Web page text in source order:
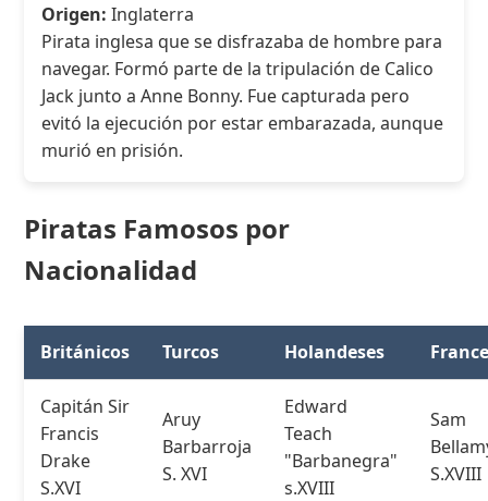
Origen: Inglaterra
Pirata inglesa que se disfrazaba de hombre para
navegar. Formó parte de la tripulación de Calico
Jack junto a Anne Bonny. Fue capturada pero
evitó la ejecución por estar embarazada, aunque
murió en prisión.
Piratas Famosos por
Nacionalidad
Británicos Turcos Holandeses
Capitán Sir
Francis
Drake
S.XVI
Aruy
Barbarroja
S. XVI
Edward
Teach
"Barbanegra"
s.XVIII
Sam
S.XVIII